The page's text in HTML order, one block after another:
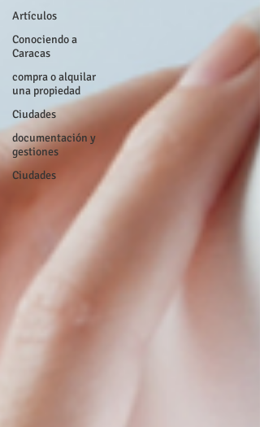
Artículos
Conociendo a
Caracas
compra o alquilar
una propiedad
Ciudades
documentación y
gestiones
Ciudades